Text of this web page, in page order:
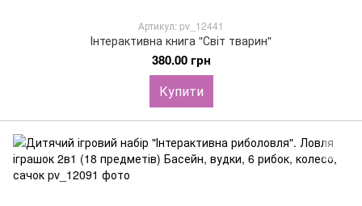
Артикул: pv_12441
Інтерактивна книга "Світ тварин"
380.00 грн
Купити